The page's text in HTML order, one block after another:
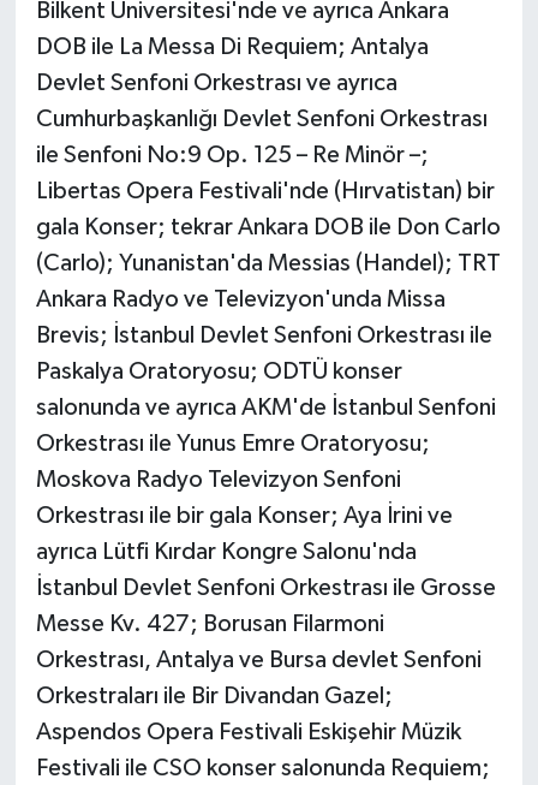
Bilkent Üniversitesi'nde ve ayrıca Ankara
DOB ile La Messa Di Requiem; Antalya
Devlet Senfoni Orkestrası ve ayrıca
Cumhurbaşkanlığı Devlet Senfoni Orkestrası
ile Senfoni No:9 Op. 125 – Re Minör –;
Libertas Opera Festivali'nde (Hırvatistan) bir
gala Konser; tekrar Ankara DOB ile Don Carlo
(Carlo); Yunanistan'da Messias (Handel); TRT
Ankara Radyo ve Televizyon'unda Missa
Brevis; İstanbul Devlet Senfoni Orkestrası ile
Paskalya Oratoryosu; ODTÜ konser
salonunda ve ayrıca AKM'de İstanbul Senfoni
Orkestrası ile Yunus Emre Oratoryosu;
Moskova Radyo Televizyon Senfoni
Orkestrası ile bir gala Konser; Aya İrini ve
ayrıca Lütfi Kırdar Kongre Salonu'nda
İstanbul Devlet Senfoni Orkestrası ile Grosse
Messe Kv. 427; Borusan Filarmoni
Orkestrası, Antalya ve Bursa devlet Senfoni
Orkestraları ile Bir Divandan Gazel;
Aspendos Opera Festivali Eskişehir Müzik
Festivali ile CSO konser salonunda Requiem;